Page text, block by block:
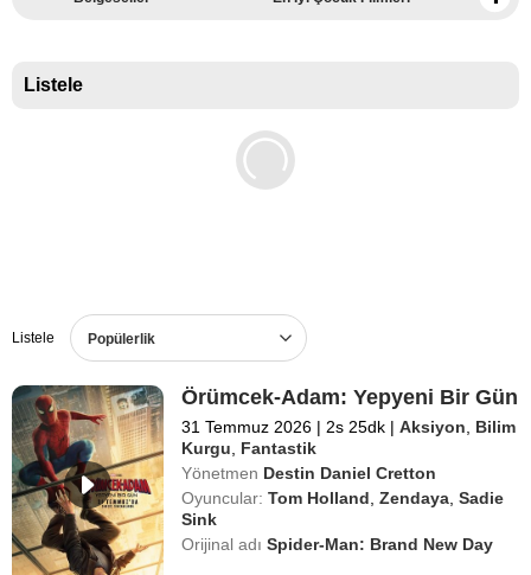
Listele
Listele Popülerlik
Örümcek-Adam: Yepyeni Bir Gün
31 Temmuz 2026 | 2s 25dk | Aksiyon
Bilim
Kurgu
Fantastik
Yönetmen Destin Daniel Cretton
Oyuncular: Tom Holland ,Zendaya ,Sadie
Sink
Orijinal adıSpider-Man: Brand New Day